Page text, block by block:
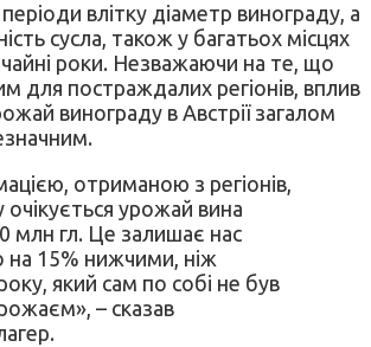
влітку діаметр винограду, а
сусла, також у багатьох місцях
роки. Незважаючи на те, що
для постраждалих регіонів, вплив
винограду в Австрії загалом
отриманою з регіонів,
очікується урожай вина
млн гл. Це залишає нас
на 15% нижчими, ніж
який сам по собі не був
– сказав